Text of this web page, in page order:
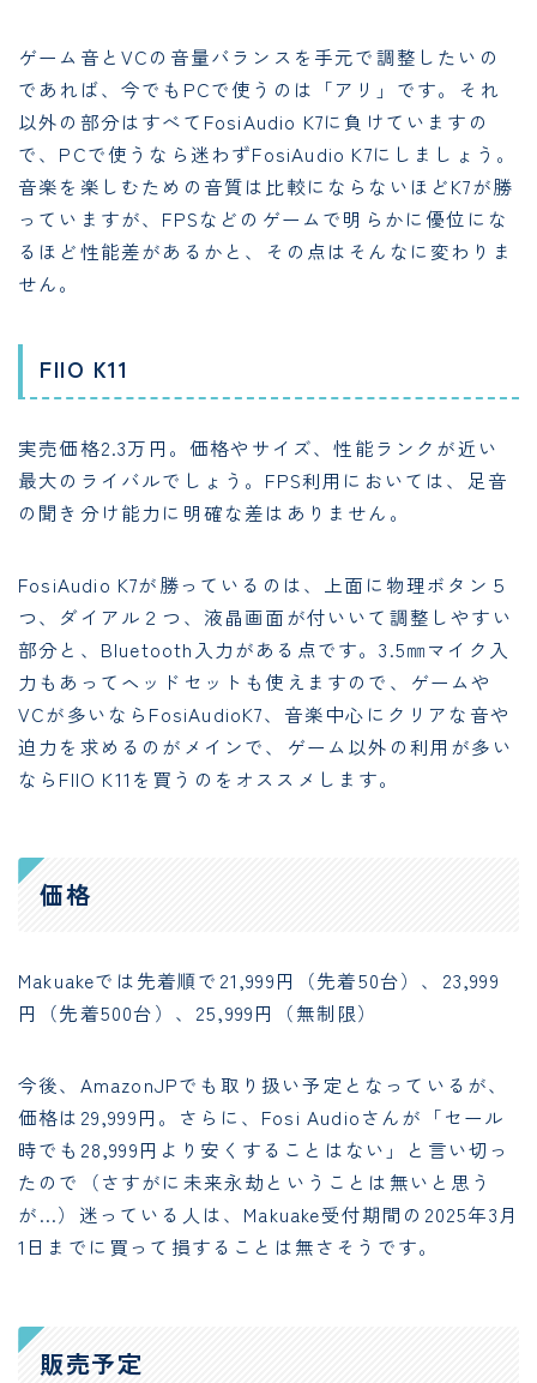
ゲーム音とVCの音量バランスを手元で調整したいの
であれば、今でもPCで使うのは「アリ」です。それ
以外の部分はすべてFosiAudio K7に負けていますの
で、PCで使うなら迷わずFosiAudio K7にしましょう。
音楽を楽しむための音質は比較にならないほどK7が勝
っていますが、FPSなどのゲームで明らかに優位にな
るほど性能差があるかと、その点はそんなに変わりま
せん。
FIIO K11
実売価格2.3万円。価格やサイズ、性能ランクが近い
最大のライバルでしょう。FPS利用においては、足音
の聞き分け能力に明確な差はありません。
FosiAudio K7が勝っているのは、上面に物理ボタン５
つ、ダイアル２つ、液晶画面が付いいて調整しやすい
部分と、Bluetooth入力がある点です。3.5㎜マイク入
力もあってヘッドセットも使えますので、ゲームや
VCが多いならFosiAudioK7、音楽中心にクリアな音や
迫力を求めるのがメインで、ゲーム以外の利用が多い
ならFIIO K11を買うのをオススメします。
価格
Makuakeでは先着順で21,999円（先着50台）、23,999
円（先着500台）、25,999円（無制限）
今後、AmazonJPでも取り扱い予定となっているが、
価格は29,999円。さらに、Fosi Audioさんが「セール
時でも28,999円より安くすることはない」と言い切っ
たので（さすがに未来永劫ということは無いと思う
が…）迷っている人は、Makuake受付期間の2025年3月
1日までに買って損することは無さそうです。
販売予定